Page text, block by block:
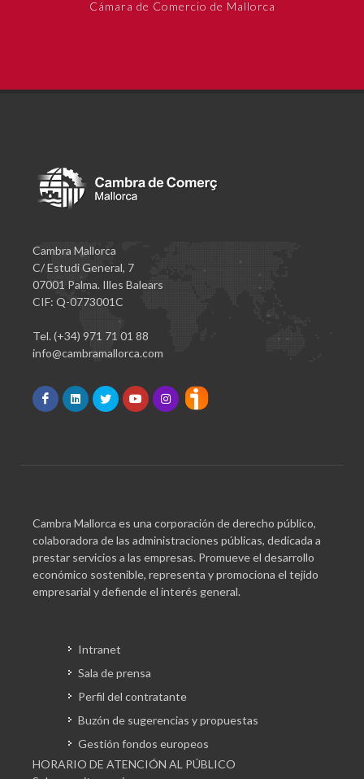
Cámara de Comercio de Mallorca
Cambra Mallorca
C/ Estudi General, 7
07001 Palma. Illes Balears
CIF: Q-0773001C
Tel. (+34) 971 71 01 88
info@cambramallorca.com
Cambra Mallorca es una corporación de derecho público,
colaboradora de las administraciones públicas, dedicada a
prestar servicios a las empresas. Promueve el desarrollo
económico sostenible, representa y promociona el tejido
empresarial y defiende el interés general.
Intranet
Sala de prensa
Perfil del contratante
Buzón de sugerencias y propuestas
Gestión fondos europeos
HORARIO DE ATENCIÓN AL PÚBLICO